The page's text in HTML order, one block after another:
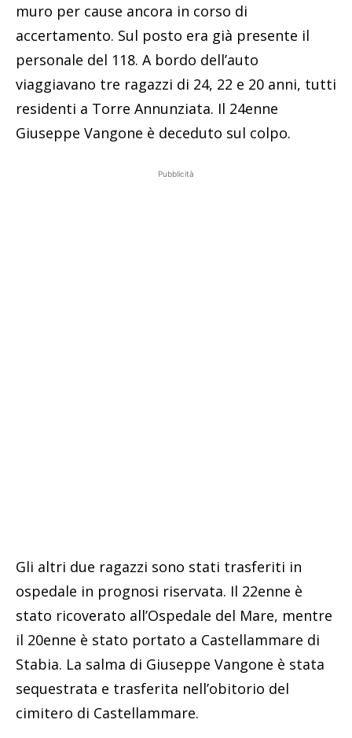
muro per cause ancora in corso di
accertamento. Sul posto era già presente il
personale del 118. A bordo dell’auto
viaggiavano tre ragazzi di 24, 22 e 20 anni, tutti
residenti a Torre Annunziata. Il 24enne
Giuseppe Vangone è deceduto sul colpo.
Pubblicità
Gli altri due ragazzi sono stati trasferiti in
ospedale in prognosi riservata. Il 22enne è
stato ricoverato all’Ospedale del Mare, mentre
il 20enne è stato portato a Castellammare di
Stabia. La salma di Giuseppe Vangone è stata
sequestrata e trasferita nell’obitorio del
cimitero di Castellammare.